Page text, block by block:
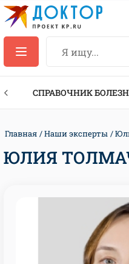
СПРАВОЧНИК
Главная Наши эксперты
ЮЛИЯ